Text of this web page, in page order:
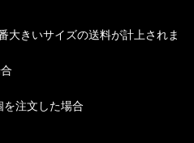
大きいサイズの送料が計上されま
を注文した場合